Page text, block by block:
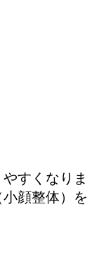
すくなりま
顔整体）を